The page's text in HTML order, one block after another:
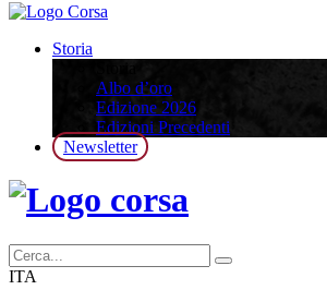
Storia
Albo d’oro
Edizione 2026
Edizioni Precedenti
Newsletter
ITA